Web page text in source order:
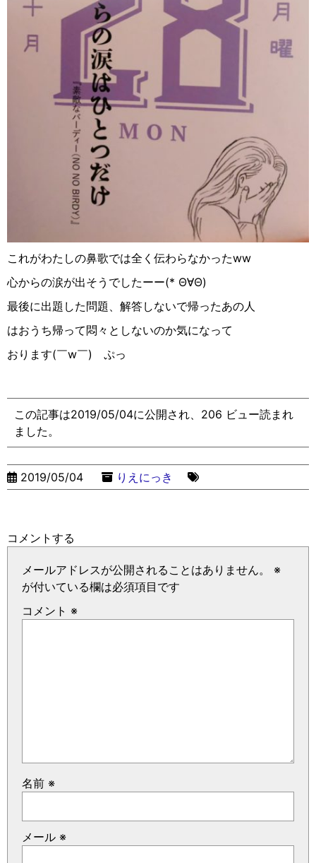
これがわたしの鼻歌では全く伝わらなかったww
心からの涙が出そうでしたーー(* Θ∀︎Θ)
最後に出題した問題、解答しないで帰ったあの人
はおうち帰って悶々としないのか気になって
おります(￣w￣) ぷっ
この記事は2019/05/04に公開され、206 ビュー読まれ
ました。
2019/05/04 りえにっき
コメントする
メールアドレスが公開されることはありません。
※
が付いている欄は必須項目です
コメント ※
名前 ※
メール ※